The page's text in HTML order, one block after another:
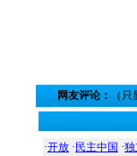
网友评论： （
·开放 · 民主中国 ·